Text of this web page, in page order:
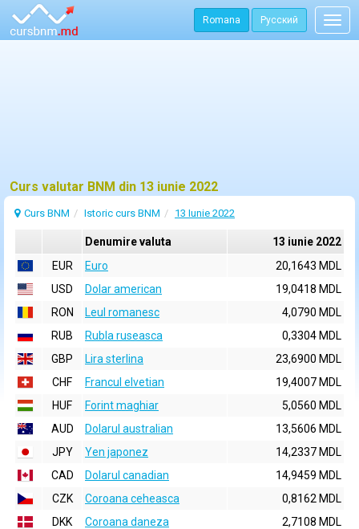
Romana Русский
Curs valutar BNM din 13 iunie 2022
Curs BNM Istoric curs BNM 13 Iunie 2022
Denumire valuta
13 iunie 2022
EUR
Euro
20,1643 MDL
USD
Dolar american
19,0418 MDL
RON
Leul romanesc
4,0790 MDL
RUB
Rubla ruseasca
0,3304 MDL
GBP
Lira sterlina
23,6900 MDL
CHF
Francul elvetian
19,4007 MDL
HUF
Forint maghiar
5,0560 MDL
AUD
Dolarul australian
13,5606 MDL
JPY
Yen japonez
14,2337 MDL
CAD
Dolarul canadian
14,9459 MDL
CZK
Coroana ceheasca
0,8162 MDL
DKK
Coroana daneza
2,7108 MDL